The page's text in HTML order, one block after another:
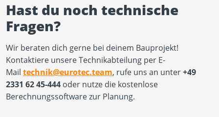
Hast du noch technische
Fragen?
Wir beraten dich gerne bei deinem Bauprojekt!
Kontaktiere unsere Technikabteilung per E-
Mail technik@eurotec.team, rufe uns an unter+49
2331 62 45-444 oder nutze die kostenlose
Berechnungssoftware zur Planung.